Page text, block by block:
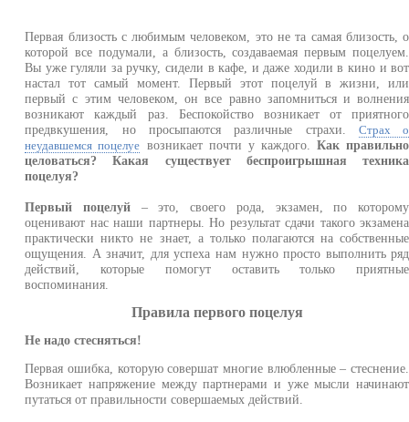
Первая близость с любимым человеком, это не та самая близость, о
которой все подумали, а близость, создаваемая первым поцелуем.
Вы уже гуляли за ручку, сидели в кафе, и даже ходили в кино и вот
настал тот самый момент. Первый этот поцелуй в жизни, или
первый с этим человеком, он все равно запомниться и волнения
возникают каждый раз. Беспокойство возникает от приятного
предвкушения, но просыпаются различные страхи. Страх о
неудавшемся поцелуе возникает почти у каждого.Как правильно
целоваться? Какая существует беспроигрышная техника
поцелуя?
Первый поцелуй– это, своего рода, экзамен, по которому
оценивают нас наши партнеры. Но результат сдачи такого экзамена
практически никто не знает, а только полагаются на собственные
ощущения. А значит, для успеха нам нужно просто выполнить ряд
действий, которые помогут оставить только приятные
воспоминания.
Правила первого поцелуя
Не надо стесняться!
Первая ошибка, которую совершат многие влюбленные – стеснение.
Возникает напряжение между партнерами и уже мысли начинают
путаться от правильности совершаемых действий.